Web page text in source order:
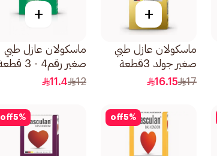
+
ماسكولان عازل طبي
صغير جولد 3قطعة
17
16.15
+
ماسكولان عازل طبي
صغير رقم4 - 3 قطعة
12
11.4
5%
off
5%
off